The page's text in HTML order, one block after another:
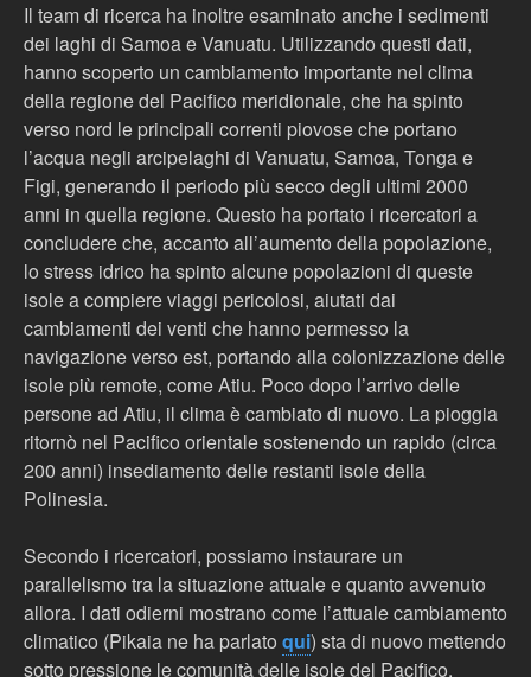
Il team di ricerca ha inoltre esaminato anche i sedimenti
dei laghi di Samoa e Vanuatu. Utilizzando questi dati,
hanno scoperto un cambiamento importante nel clima
della regione del Pacifico meridionale, che ha spinto
verso nord le principali correnti piovose che portano
l’acqua negli arcipelaghi di Vanuatu, Samoa, Tonga e
Figi, generando il periodo più secco degli ultimi 2000
anni in quella regione. Questo ha portato i ricercatori a
concludere che, accanto all’aumento della popolazione,
lo stress idrico ha spinto alcune popolazioni di queste
isole a compiere viaggi pericolosi, aiutati dai
cambiamenti dei venti che hanno permesso la
navigazione verso est, portando alla colonizzazione delle
isole più remote, come Atiu. Poco dopo l’arrivo delle
persone ad Atiu, il clima è cambiato di nuovo. La pioggia
ritornò nel Pacifico orientale sostenendo un rapido (circa
200 anni) insediamento delle restanti isole della
Polinesia.
Secondo i ricercatori, possiamo instaurare un
parallelismo tra la situazione attuale e quanto avvenuto
allora. I dati odierni mostrano come l’attuale cambiamento
climatico (Pikaia ne ha parlato qui) sta di nuovo mettendo
sotto pressione le comunità delle isole del Pacifico.